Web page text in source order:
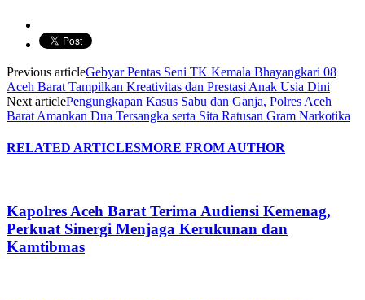
Previous articleGebyar Pentas Seni TK Kemala Bhayangkari 08
Aceh Barat Tampilkan Kreativitas dan Prestasi Anak Usia Dini
Next articlePengungkapan Kasus Sabu dan Ganja, Polres Aceh
Barat Amankan Dua Tersangka serta Sita Ratusan Gram Narkotika
RELATED ARTICLESMORE FROM AUTHOR
Kapolres Aceh Barat Terima Audiensi Kemenag,
Perkuat Sinergi Menjaga Kerukunan dan
Kamtibmas